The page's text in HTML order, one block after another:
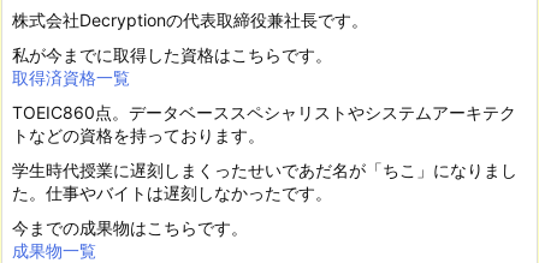
株式会社Decryptionの代表取締役兼社長です。
私が今までに取得した資格はこちらです。
取得済資格一覧
TOEIC860点。データベーススペシャリストやシステムアーキテク
トなどの資格を持っております。
学生時代授業に遅刻しまくったせいであだ名が「ちこ」になりまし
た。仕事やバイトは遅刻しなかったです。
今までの成果物はこちらです。
成果物一覧